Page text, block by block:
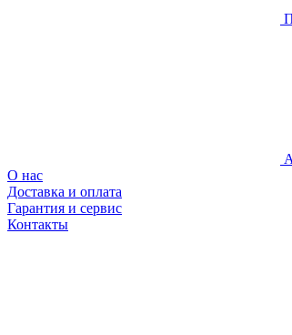
О нас
Доставка и оплата
Гарантия и сервис
Контакты